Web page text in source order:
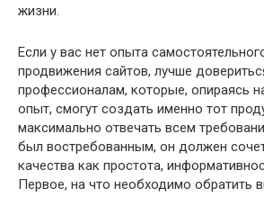
жизни.
Если у вас нет опыта
продвижения сайтов, лучше
профессионалам, которые, опираясь
опыт, смогут создать именно тот
максимально отвечать всем
был востребованным, он должен
качества как простота,
Первое, на что необходимо обратить